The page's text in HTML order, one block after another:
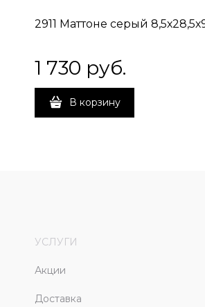
2911 Маттоне серый
1 730 руб.
В корзину
УСЛУГИ
Акции
Доставка